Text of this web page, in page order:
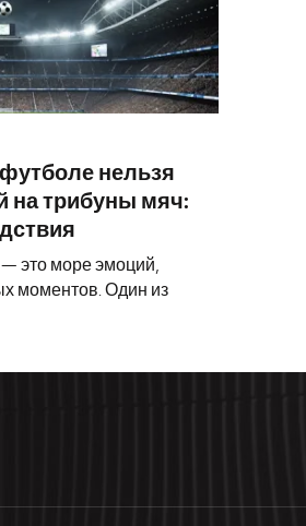
нельзя
на трибуны мяч:
это море эмоций,
моментов. Один из